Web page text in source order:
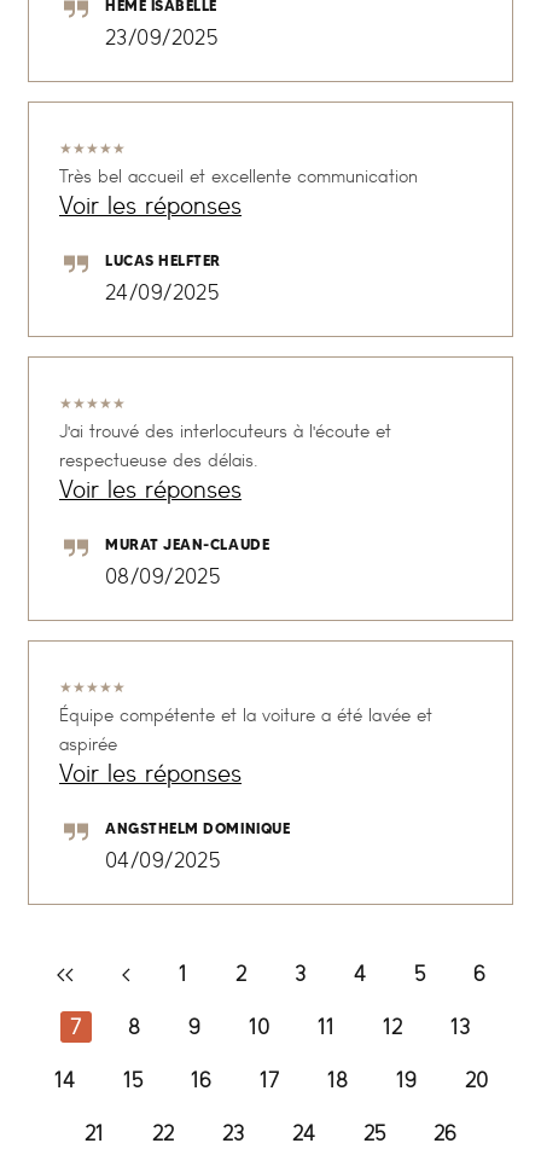
HEME ISABELLE
23/09/2025
★★★★★
Très bel accueil et excellente communication
Voir les réponses
LUCAS HELFTER
24/09/2025
★★★★★
J'ai trouvé des interlocuteurs à l'écoute et
respectueuse des délais.
Voir les réponses
MURAT JEAN-CLAUDE
08/09/2025
★★★★★
Équipe compétente et la voiture a été lavée et
aspirée
Voir les réponses
ANGSTHELM DOMINIQUE
04/09/2025
1 2 3 4 5
6
7
8 9 10 11 12
13
14
15 16 17 18 19
20
21
22 23 24 25
26